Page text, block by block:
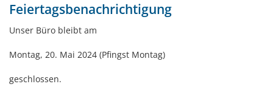
Feiertagsbenachrichtigung
Unser Büro bleibt am
Montag, 20. Mai 2024 (Pfingst Montag)
geschlossen.